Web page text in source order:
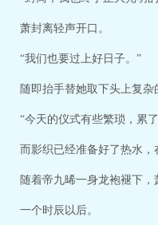
萧封离轻声开口。
“我们也要过上好日子。”
随即抬手替她取下头上复杂
“今天的仪式有些繁琐，累
而影织已经准备好了热水，
随着帝九晞一身龙袍褪下，
一个时辰以后。